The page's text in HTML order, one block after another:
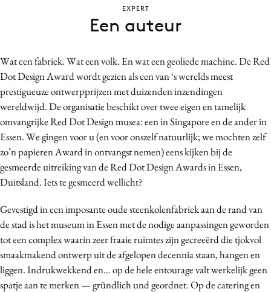
Contentmarketing
Craft
Customer Experience
Data & Insights
Design
Digital transformation
Diversiteit
Gedragsverandering
Influencer marketing
Interne communicatie
Martech
Media
Wat een fabriek. Wat een volk. En wat een geoliede machine. De Red
Dot Design Award wordt gezien als een van ‘s werelds meest
prestigueuze ontwerpprijzen met duizenden inzendingen
wereldwijd. De organisatie beschikt over twee eigen en tamelijk
omvangrijke Red Dot Design musea: een in Singapore en de ander in
Essen. We gingen voor u (en voor onszelf natuurlijk; we mochten zelf
zo’n papieren Award in ontvangst nemen) eens kijken bij de
gesmeerde uitreiking van de Red Dot Design Awards in Essen,
Duitsland. Iets te gesmeerd wellicht?
Gevestigd in een imposante oude steenkolenfabriek aan de rand van
de stad is het museum in Essen met de nodige aanpassingen geworden
tot een complex waarin zeer fraaie ruimtes zijn gecreeërd die tjokvol
smaakmakend ontwerp uit de afgelopen decennia staan, hangen en
liggen. Indrukwekkend en… op de hele entourage valt werkelijk geen
spatje aan te merken — gründlich und geordnet. Op de catering en
EXPERT
Een auteur